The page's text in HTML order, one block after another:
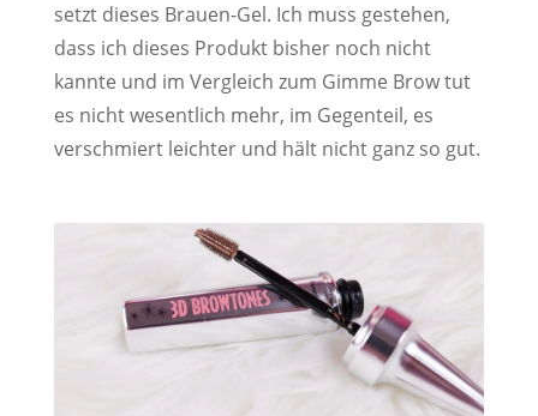
setzt dieses Brauen-Gel. Ich muss gestehen,
dass ich dieses Produkt bisher noch nicht
kannte und im Vergleich zum Gimme Brow tut
es nicht wesentlich mehr, im Gegenteil, es
verschmiert leichter und hält nicht ganz so gut.